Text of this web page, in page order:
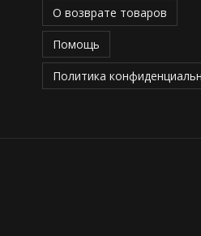
О возврате товаров
Помощь
Политика